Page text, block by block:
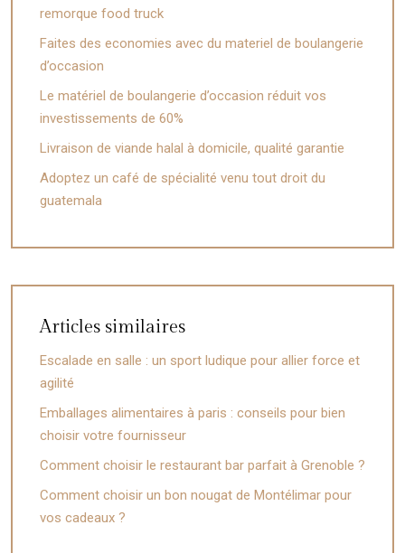
remorque food truck
Faites des economies avec du materiel de boulangerie
d’occasion
Le matériel de boulangerie d’occasion réduit vos
investissements de 60%
Livraison de viande halal à domicile, qualité garantie
Adoptez un café de spécialité venu tout droit du
guatemala
Articles similaires
Escalade en salle : un sport ludique pour allier force et
agilité
Emballages alimentaires à paris : conseils pour bien
choisir votre fournisseur
Comment choisir le restaurant bar parfait à Grenoble ?
Comment choisir un bon nougat de Montélimar pour
vos cadeaux ?